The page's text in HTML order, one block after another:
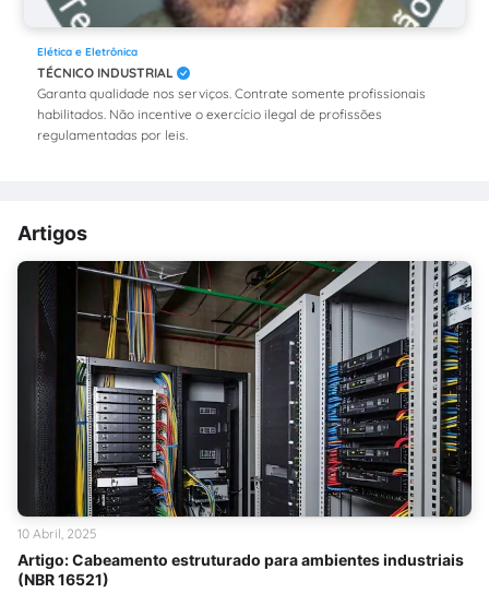
Elética e Eletrônica
TÉCNICO INDUSTRIAL
Garanta qualidade nos serviços. Contrate somente profissionais
habilitados. Não incentive o exercício ilegal de profissões
regulamentadas por leis.
Artigos
Artigo: Cabeamento estruturado para ambientes industriais
(NBR 16521)
10 Abril, 2025